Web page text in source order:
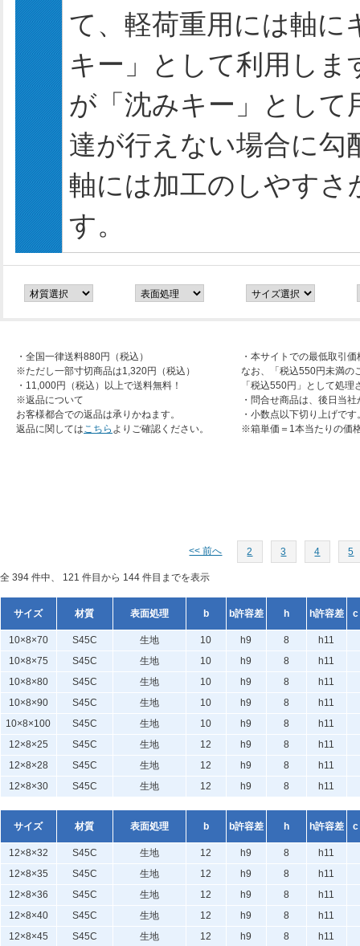
て、軽荷重用には軸に
キー」として利用しま
が「沈みキー」とし
達が行えない場合に勾
軸には加工のしやすさ
す。
・全国一律送料880円（税込）
※ただし一部寸切商品は1,320円（税込）
・11,000円（税込）以上で送料無料！
※返品について
お客様都合での返品は承りかねます。
返品に関してはこちら よりご確認ください。
・本サイトでの最低取引
なお、「税込550円未満の
「税込550円」として処
・問合せ商品は、後日当
・小数点以下切り上げです
※箱単価＝1本当たりの価
<< 前へ 2 3 4 5
全 394 件中、 121 件目から 144 件目までを表示
サイズ 材質 表面処理 b b許容差 h h許容差 c
10×8×70 S45C 生地 10 h9 8
h11
10×8×75
S45C 生地 10 h9 8
h11
10×8×80
S45C 生地 10 h9 8
h11
10×8×90
S45C 生地 10 h9 8
h11
10×8×100
S45C 生地 10 h9 8
h11
12×8×25
S45C 生地 12 h9 8
h11
12×8×28
S45C 生地 12 h9 8
h11
12×8×30
S45C 生地 12 h9 8 h11
サイズ 材質 表面処理 b b許容差 h h許容差 c
12×8×32 S45C 生地 12 h9 8
h11
12×8×35
S45C 生地 12 h9 8
h11
12×8×36
S45C 生地 12 h9 8
h11
12×8×40
S45C 生地 12 h9 8
h11
12×8×45
S45C 生地 12 h9 8 h11